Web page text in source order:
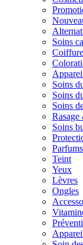
Soins
Coiffure
Soins
Soins
Soins
Soins
Parfums
Teint
Yeux
Lèvres
Ongles